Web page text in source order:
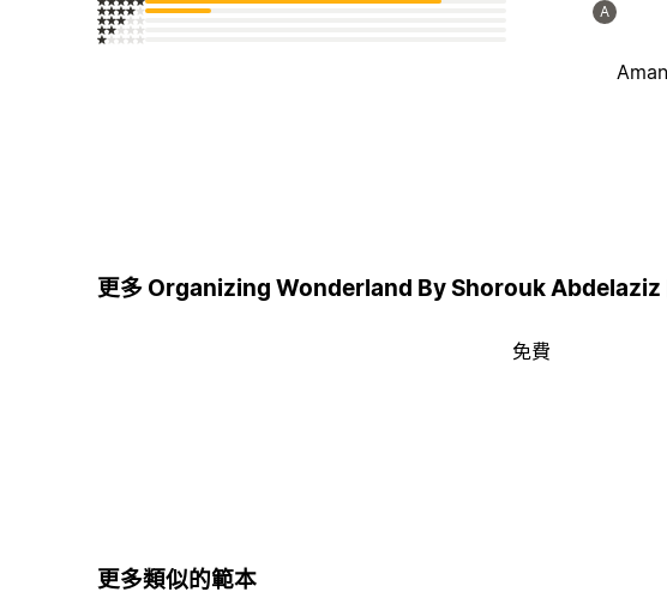
A
更多 Organizing Wonderland By Shorouk Abdelaziz
免費
更多類似的範本